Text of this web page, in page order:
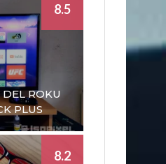
DEL ROKU
PLUS
8.5
8.2